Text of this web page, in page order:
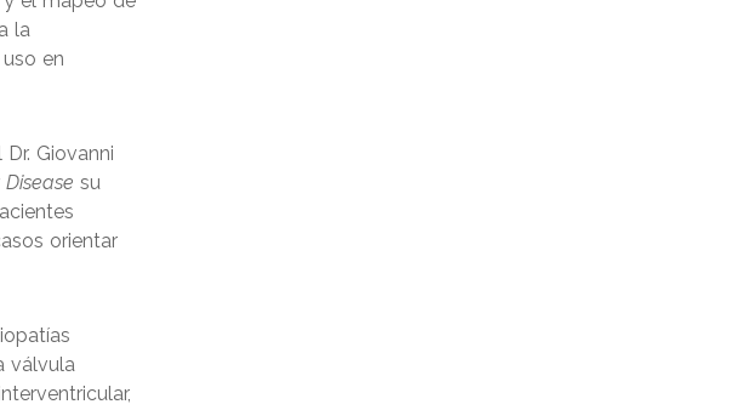
la
en
Giovanni
su
orientar
válvula